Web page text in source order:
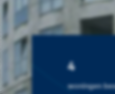
4
woningen